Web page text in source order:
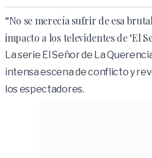
“No se merecía sufrir de esa
impacto a los televidentes de ‘El
La serie El Señor de La
intensa escena de conflicto y
los espectadores.